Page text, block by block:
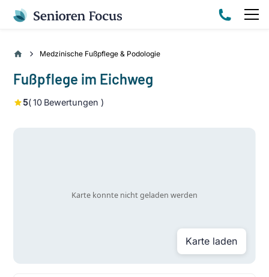
Medzinische Fußpflege & Podologie
Fußpflege im Eichweg
5(10 Bewertungen )
Karte laden